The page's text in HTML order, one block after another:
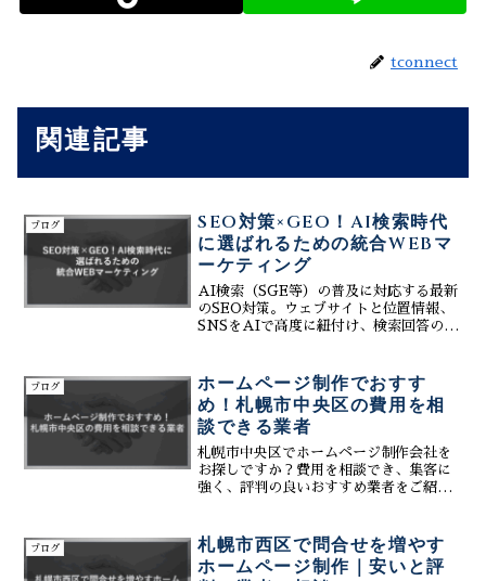
tconnect
関連記事
ブログ
SEO対策×GEO！AI検索時代
に選ばれるための統合WEBマ
ーケティング
AI検索（SGE等）の普及に対応する最新
のSEO対策。ウェブサイトと位置情報、
SNSをAIで高度に紐付け、検索回答のソ
を得るための、統合的なマーケティング
戦略を詳しく解説。
ブログ
ホームページ制作でおすす
め！札幌市中央区の費用を相
談できる業者
札幌市中央区でホームページ制作会社を
お探しですか？費用を相談でき、集客に
強く、評判の良いおすすめ業者をご紹
を解説します。
ブログ
札幌市西区で問合せを増やす
ホームページ制作｜安いと評